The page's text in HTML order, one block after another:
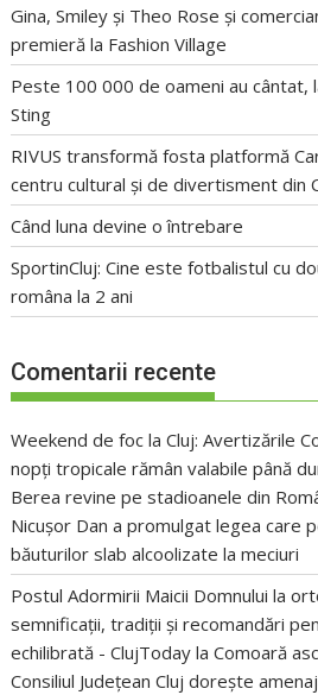
Gina, Smiley și Theo Rose și
premieră la Fashion Village
Peste 100 000 de oameni au cântat,
Sting
RIVUS transformă fosta platformă
centru cultural și de divertisment din
Când luna devine o întrebare
SportinCluj: Cine este fotbalistul cu
româna la 2 ani
Comentarii recente
Weekend de foc la Cluj: Avertizările
nopți tropicale rămân valabile până
Berea revine pe stadioanele din
Nicușor Dan a promulgat legea care
băuturilor slab alcoolizate la meciuri
Postul Adormirii Maicii Domnului la
semnificații, tradiții și recomandări
echilibrată - ClujToday laComoară
Consiliul Județean Cluj dorește